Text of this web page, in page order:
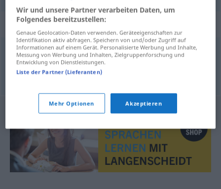
Synonyme für "Almosen"
Spende,Gabe,Zuwendung
Wir und unsere Partner verarbeiten Daten, um
Folgendes bereitzustellen:
Genaue Geolocation-Daten verwenden. Geräteeigenschaften zur
Identifikation aktiv abfragen. Speichern von und/oder Zugriff auf
Informationen auf einem Gerät. Personalisierte Werbung und Inhalte,
Messung von Werbung und Inhalten, Zielgruppenforschung und
Entwicklung von Dienstleistungen.
Liste der Partner (Lieferanten)
Mehr Optionen Akzeptieren